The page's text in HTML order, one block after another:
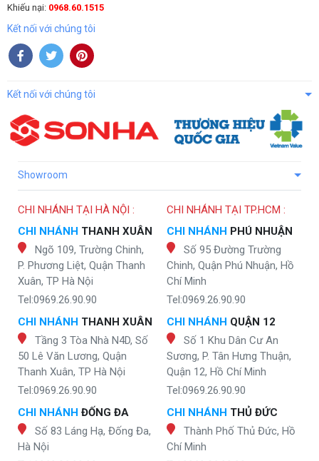
Khiếu nại: 0968.60.1515
Kết nối với chúng tôi
Kết nối với chúng tôi
Showroom
CHI NHÁNH TẠI HÀ NỘI :
CHI NHÁNH THANH XUÂN
Ngõ 109, Trường Chinh,
P. Phương Liệt, Quận Thanh
Xuân, TP Hà Nội
Tel:0969.26.90.90
CHI NHÁNH THANH XUÂN
Tầng 3 Tòa Nhà N4D, Số
50 Lê Văn Lương, Quận
Thanh Xuân, TP Hà Nội
Tel:0969.26.90.90
CHI NHÁNH ĐỐNG ĐA
Số 83 Láng Hạ, Đống Đa,
Hà Nội
CHI NHÁNH TẠI TP.HCM :
CHI NHÁNH PHÚ NHUẬN
Số 95 Đường Trường
Chinh, Quận Phú Nhuận, Hồ
Chí Minh
Tel:0969.26.90.90
CHI NHÁNH QUẬN 12
Số 1 Khu Dân Cư An
Sương, P. Tân Hưng Thuận,
Quận 12, Hồ Chí Minh
Tel:0969.26.90.90
CHI NHÁNH THỦ ĐỨC
Thành Phố Thủ Đức, Hồ
Chí Minh